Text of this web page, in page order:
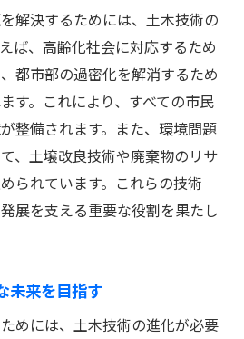
化が未来を切り開く
挑む土木技術の重要性
く未来の地域社会像
戦がもたらす新たな価値
土木技術の取り組みとは
革新が未来を変える力
る土木技術の進化とは
展が地域に与える恩恵
かにする土木技術の役割
解決するためには、土木技術の
ば、高齢化社会に対応するため
都市部の過密化を解消するため
す。これにより、すべての市民
整備されます。また、環境問題
、土壌改良技術や廃棄物のリサ
られています。これらの技術
展を支える重要な役割を果たし
未来を目指す
めには、土木技術の進化が必要